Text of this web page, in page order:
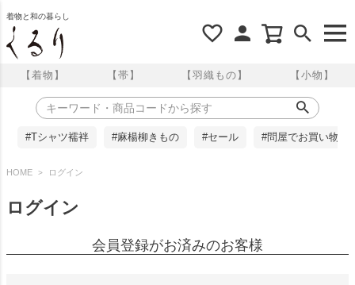
着物と和の暮らし
【着物】 【帯】 【羽織もの】 【小物】
#Tシャツ襦袢 #麻楊柳きもの #セール #問屋でお買い物
HOME ログイン
ログイン
会員登録がお済みのお客様